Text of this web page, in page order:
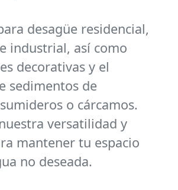
desagüe residencial,
industrial, así como
decorativas y el
sedimentos de
o cárcamos.
versatilidad y
mantener tu espacio
no deseada.